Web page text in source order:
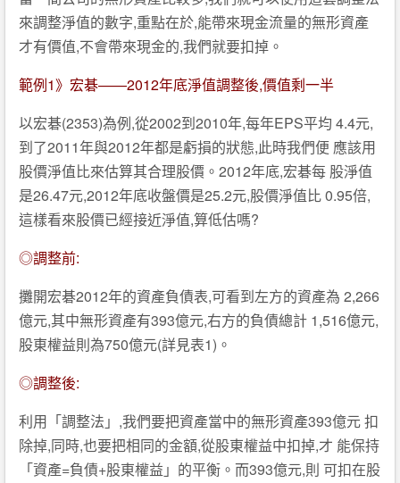
來調整淨值的數字,重點在於,能帶來現金流量的無形資產
才有價值,不會帶來現金的,我們就要扣掉。
範例1》宏碁——2012年底淨值調整後,價值剩一半
以宏碁(2353)為例,從2002到2010年,每年EPS平均 4.4元,
到了2011年與2012年都是虧損的狀態,此時我們便 應該用
股價淨值比來估算其合理股價。2012年底,宏碁每 股淨值
是26.47元,2012年底收盤價是25.2元,股價淨值比 0.95倍,
這樣看來股價已經接近淨值,算低估嗎?
◎調整前:
攤開宏碁2012年的資產負債表,可看到左方的資產為 2,266
億元,其中無形資產有393億元,右方的負債總計 1,516億元,
股東權益則為750億元(詳見表1)。
◎調整後:
利用「調整法」,我們要把資產當中的無形資產393億元 扣
除掉,同時,也要把相同的金額,從股東權益中扣掉,才 能保持
「資產=負債+股東權益」的平衡。而393億元,則 可扣在股